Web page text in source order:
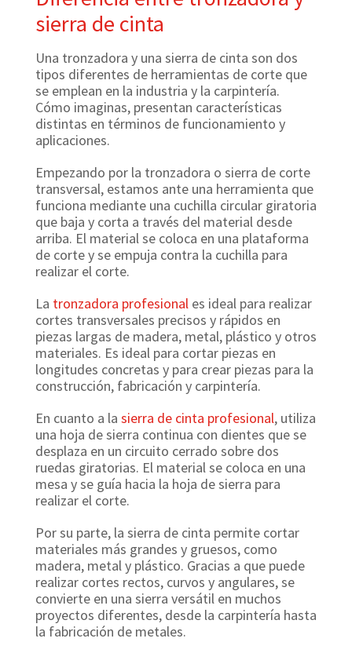
sierra de cinta
Una tronzadora y una sierra de cinta son dos
tipos diferentes de herramientas de corte que
se emplean en la industria y la carpintería.
Cómo imaginas, presentan características
distintas en términos de funcionamiento y
aplicaciones.
Empezando por la tronzadora o sierra de corte
transversal, estamos ante una herramienta que
funciona mediante una cuchilla circular giratoria
que baja y corta a través del material desde
arriba. El material se coloca en una plataforma
de corte y se empuja contra la cuchilla para
realizar el corte.
La tronzadora profesional es ideal para realizar
cortes transversales precisos y rápidos en
piezas largas de madera, metal, plástico y otros
materiales. Es ideal para cortar piezas en
longitudes concretas y para crear piezas para la
construcción, fabricación y carpintería.
En cuanto a la sierra de cinta profesional, utiliza
una hoja de sierra continua con dientes que se
desplaza en un circuito cerrado sobre dos
ruedas giratorias. El material se coloca en una
mesa y se guía hacia la hoja de sierra para
realizar el corte.
Por su parte, la sierra de cinta permite cortar
materiales más grandes y gruesos, como
madera, metal y plástico. Gracias a que puede
realizar cortes rectos, curvos y angulares, se
convierte en una sierra versátil en muchos
proyectos diferentes, desde la carpintería hasta
la fabricación de metales.